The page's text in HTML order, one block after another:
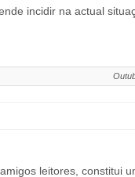
incidir na actual
leitores, constitui